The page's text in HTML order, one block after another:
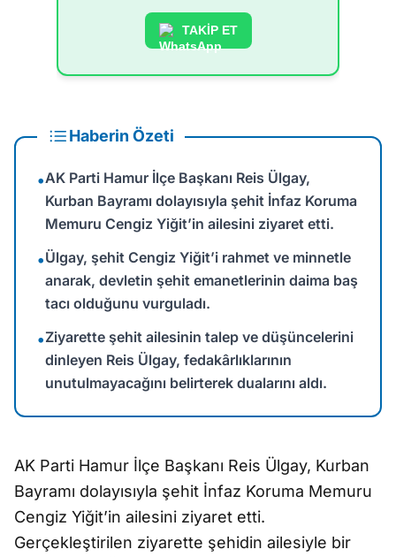
TAKİP ET
Haberin Özeti
•AK Parti Hamur İlçe Başkanı Reis Ülgay,
Kurban Bayramı dolayısıyla şehit İnfaz Koruma
Memuru Cengiz Yiğit’in ailesini ziyaret etti.
•Ülgay, şehit Cengiz Yiğit’i rahmet ve minnetle
anarak, devletin şehit emanetlerinin daima baş
tacı olduğunu vurguladı.
•Ziyarette şehit ailesinin talep ve düşüncelerini
dinleyen Reis Ülgay, fedakârlıklarının
unutulmayacağını belirterek dualarını aldı.
AK Parti Hamur İlçe Başkanı Reis Ülgay, Kurban
Bayramı dolayısıyla şehit İnfaz Koruma Memuru
Cengiz Yiğit’in ailesini ziyaret etti.
Gerçekleştirilen ziyarette şehidin ailesiyle bir